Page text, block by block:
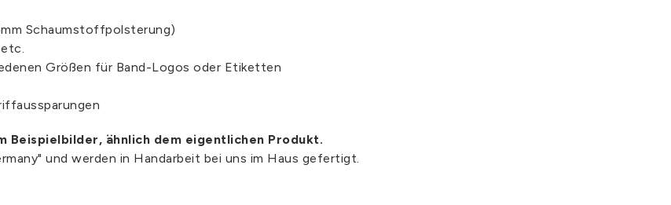
Schaumstoffpolsterung)
Größen für Band-Logos oder Etiketten
Beispielbilder, ähnlich dem eigentlichen Produkt.
und werden in Handarbeit bei uns im Haus gefertigt.